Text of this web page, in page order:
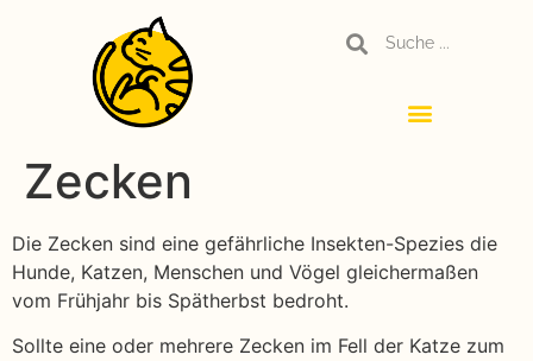
Zecken
Die Zecken sind eine gefährliche Insekten-Spezies die
Hunde, Katzen, Menschen und Vögel gleichermaßen
vom Frühjahr bis Spätherbst bedroht.
Sollte eine oder mehrere Zecken im Fell der Katze zum